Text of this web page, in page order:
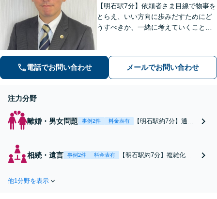
【明石駅7分】依頼者さま目線で物事を
とらえ、いい方向に歩みだすためにど
うすべきか、一緒に考えていくことを
ルなど【Web相談可】【離婚・相続問
題の初回相談無料】【夜間面談可】
電話でお問い合わせ メールでお問い合わせ
注力分野
離婚・男女問題 事例2件 料金表有
【明石駅約7分】通算3
ちを第一に、より良い
相続・遺言 事例2件 料金表有
【明石駅約7分】複雑化し
他1分野を表示